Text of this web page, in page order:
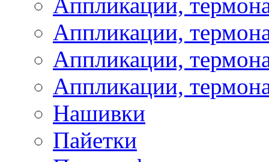
Аппликации,
Аппликации,
Аппликации,
Нашивки
Пайетки